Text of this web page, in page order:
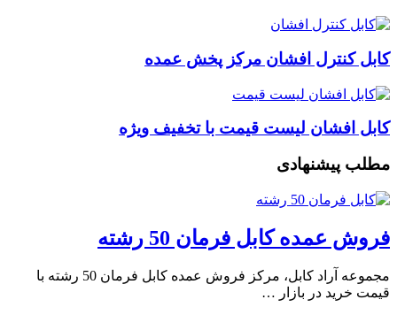
کابل کنترل افشان مرکز پخش عمده
کابل افشان لیست قیمت با تخفیف ویژه
مطلب پیشنهادی
فروش عمده کابل فرمان 50 رشته
مجموعه آراد کابل، مرکز فروش عمده کابل فرمان 50 رشته با
قیمت خرید در بازار …